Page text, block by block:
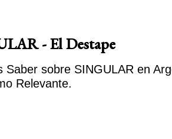
- El Destape
Saber sobre SINGULAR en
Relevante.